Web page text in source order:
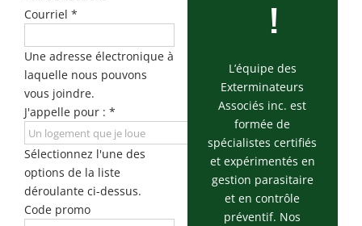
Courriel *
Une adresse électronique à
laquelle nous pouvons
vous joindre.
J'appelle pour : *
Sélectionnez l'une des
options de la liste
déroulante ci-dessus.
Code promo
!
L’équipe des
Exterminateurs
Associés inc. est
formée de
spécialistes certifiés
et expérimentés en
gestion parasitaire
et en contrôle
préventif. Nos